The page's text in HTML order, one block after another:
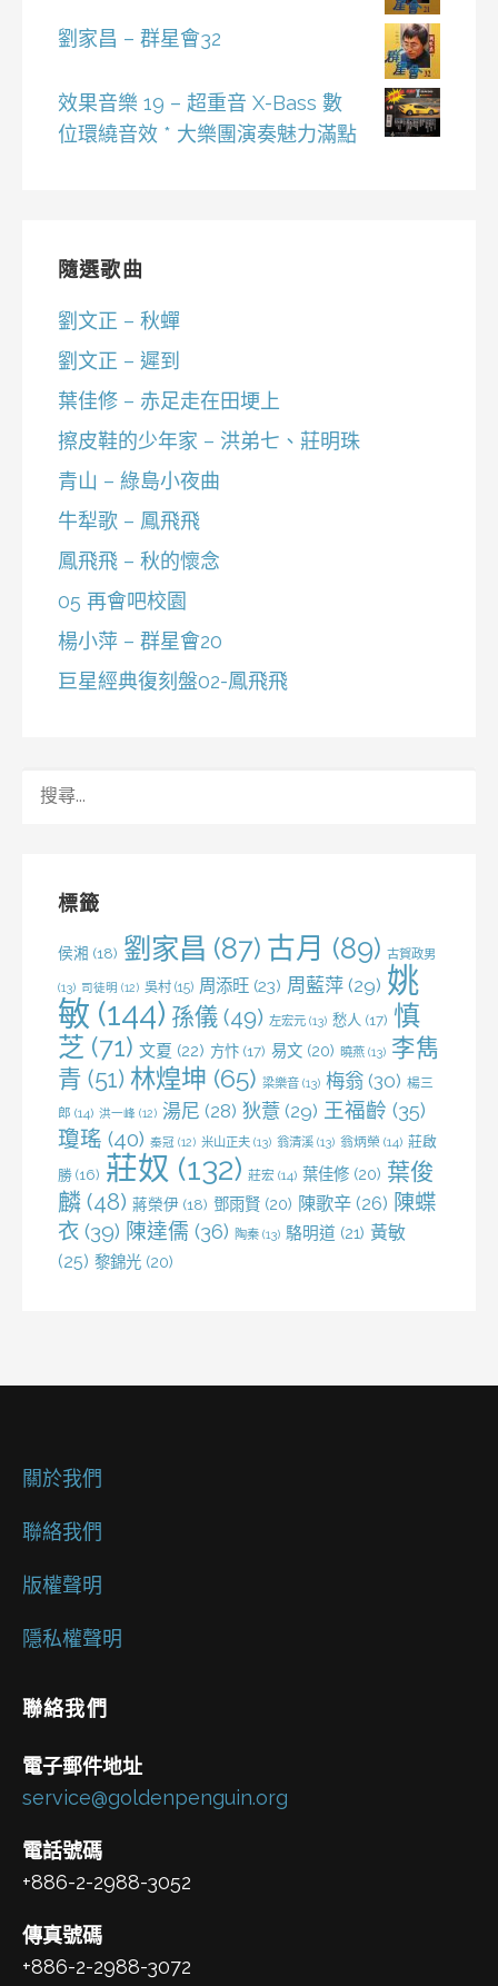
劉家昌 – 群星會32
效果音樂 19 – 超重音 X-Bass 數
位環繞音效 * 大樂團演奏魅力滿點
隨選歌曲
劉文正 – 秋蟬
劉文正 – 遲到
葉佳修 – 赤足走在田埂上
擦皮鞋的少年家 – 洪弟七、莊明珠
青山 – 綠島小夜曲
牛犁歌 – 鳳飛飛
鳳飛飛 – 秋的懷念
05 再會吧校園
楊小萍 – 群星會20
巨星經典復刻盤02-鳳飛飛
標籤
侯湘 (18) 劉家昌 (87) 古月 (89) 古賀政男
(13) 司徒明 (12) 吳村 (15) 周添旺 (23) 周藍萍 (29) 姚
敏 (144) 孫儀 (49) 左宏元 (13) 愁人 (17) 慎
芝 (71) 文夏 (22) 方忭 (17) 易文 (20) 曉燕 (13) 李雋
青 (51) 林煌坤 (65) 梁樂音 (13) 梅翁 (30) 楊三
郎 (14) 洪一峰 (12) 湯尼 (28) 狄薏 (29) 王福齡 (35)
瓊瑤 (40) 秦冠 (12) 米山正夫 (13) 翁清溪 (13) 翁炳榮 (14) 莊啟
勝 (16) 莊奴 (132) 莊宏 (14) 葉佳修 (20) 葉俊
麟 (48) 蔣榮伊 (18) 鄧雨賢 (20) 陳歌辛 (26) 陳蝶
衣 (39) 陳達儒 (36) 陶秦 (13) 駱明道 (21) 黃敏
(25) 黎錦光 (20)
關於我們
聯絡我們
版權聲明
隱私權聲明
聯絡我們
電子郵件地址
service@goldenpenguin.org
電話號碼
+886-2-2988-3052
傳真號碼
+886-2-2988-3072